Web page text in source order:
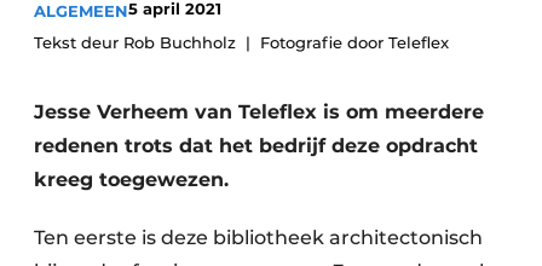
ALGEMEEN5 april 2021
Tekst deur Rob Buchholz
Fotografie door Teleflex
Jesse Verheem van Teleflex is om meerdere
redenen trots dat het bedrijf deze opdracht
kreeg toegewezen.
Ten eerste is deze bibliotheek architectonisch